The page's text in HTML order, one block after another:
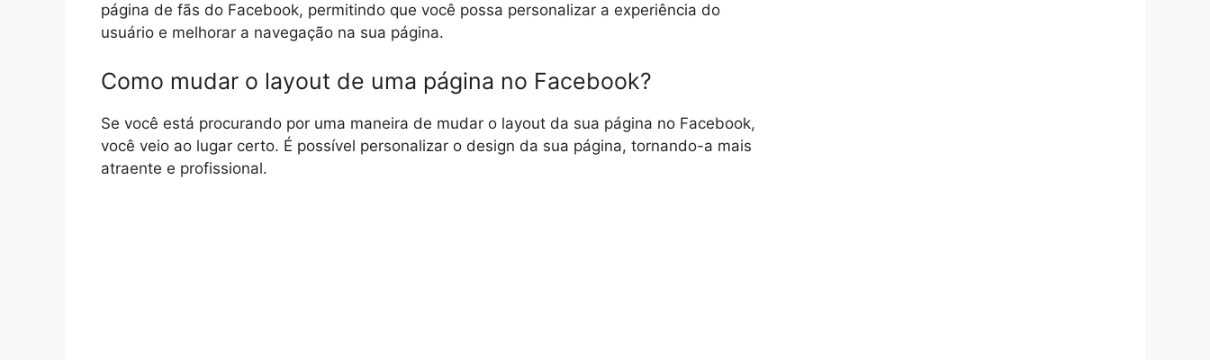
página de fãs do Facebook, permitindo que você possa personalizar a experiência do
usuário e melhorar a navegação na sua página.
Como mudar o layout de uma página no Facebook?
Se você está procurando por uma maneira de mudar o layout da sua página no Facebook,
você veio ao lugar certo. É possível personalizar o design da sua página, tornando-a mais
atraente e profissional.